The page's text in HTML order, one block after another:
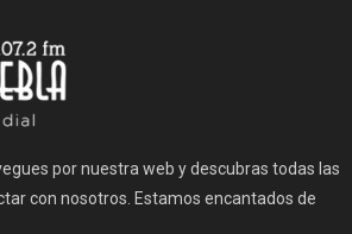
por nuestra web y descubras todas las
con nosotros. Estamos encantados de